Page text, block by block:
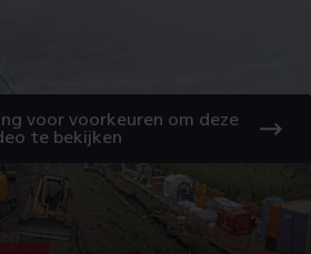
voor voorkeuren om deze
te bekijken